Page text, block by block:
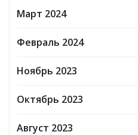
Март 2024
Февраль 2024
Ноябрь 2023
Октябрь 2023
Август 2023